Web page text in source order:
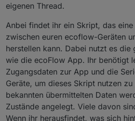
eigenen Thread.
Anbei findet ihr ein Skript, das eine
zwischen euren ecoflow-Geräten
herstellen kann. Dabei nutzt es die
wie die ecoFlow App. Ihr benötigt
Zugangsdaten zur App und die
Geräte, um dieses Skript nutzen
bekannten übermittelten Daten
Zustände angelegt. Viele davon
Wenn ihr herausfindet, was sich